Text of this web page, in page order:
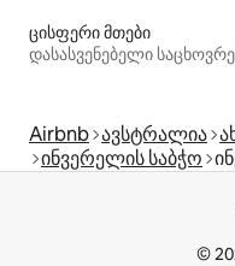
ცისფერი მთები
Airbnb ავსტრალია
ინვერელის საბჭო
©